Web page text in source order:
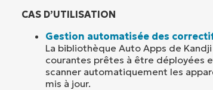
CAS D’UTILISATION
Gestion automatisée des
La bibliothèque Auto Apps de
courantes prêtes à être déployées
scanner automatiquement les
mis à jour.